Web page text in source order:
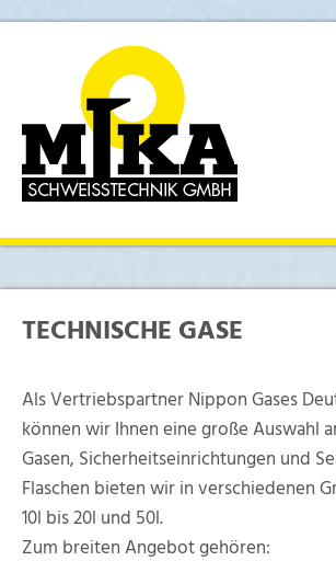
TECHNISCHE GASE
Als Vertriebspartner Nippon Gases
können wir Ihnen eine große Auswahl
Gasen, Sicherheitseinrichtungen und
Flaschen bieten wir in verschiedenen
10l bis 20l und 50l.
Zum breiten Angebot gehören: